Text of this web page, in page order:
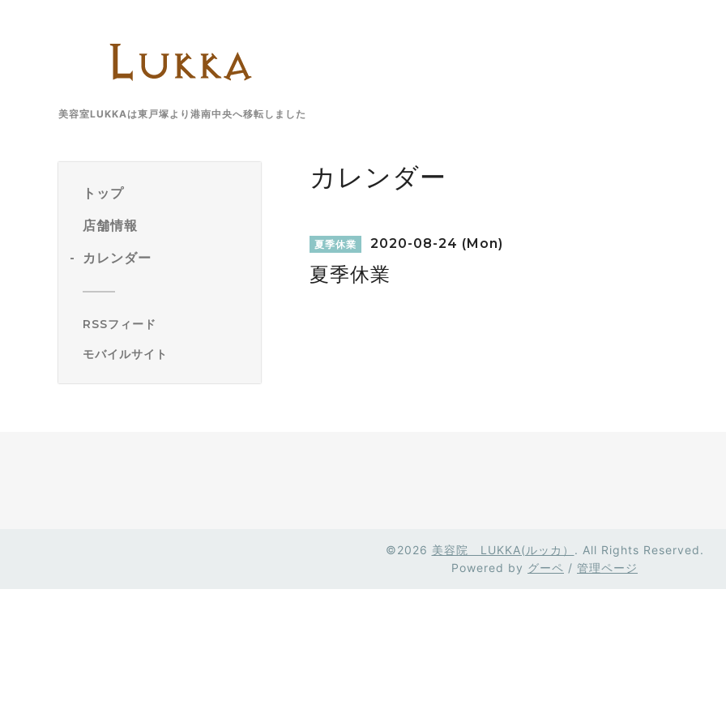
美容室LUKKAは東戸塚より港南中央へ移転しました
トップ
店舗情報
カレンダー
RSSフィード
モバイルサイト
カレンダー
夏季休業 2020-08-24 (Mon)
夏季休業
©2026 美容院 LUKKA(ルッカ） . All Rights Reserved.
Powered by グーペ / 管理ページ